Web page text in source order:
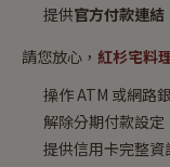
提供官方付款連結
請您放心， 紅杉宅料
操作 ATM 或網路
解除分期付款設定
提供信用卡完整資